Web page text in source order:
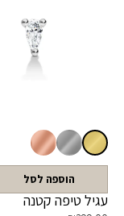
הוספה לסל
עגיל טיפה קטנה